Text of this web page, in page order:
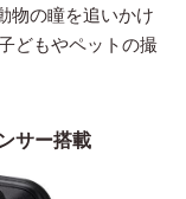
物の瞳を追いかけ
どもやペットの撮
サー搭載